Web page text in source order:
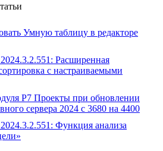
Умную таблицу в редакторе
Расширенная
с настраиваемыми
Р7 Проекты при обновлении
сервера 2024 с 3680 на 4400
Функция анализа